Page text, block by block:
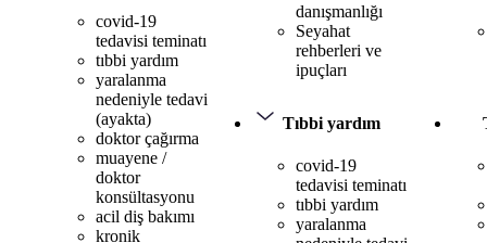
covid-19
tedavisi teminatı
tıbbi yardım
yaralanma
nedeniyle tedavi
(ayakta)
doktor çağırma
muayene /
doktor
konsültasyonu
acil diş bakımı
kronik
danışmanlığı
Seyahat
rehberleri ve
ipuçları
Tıbbi yardım
covid-19
tedavisi teminatı
tıbbi yardım
yaralanma